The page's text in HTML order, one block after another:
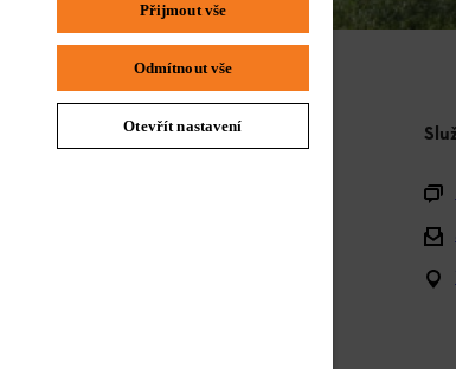
Přijmout vše
Odmítnout vše
Otevřít nastavení